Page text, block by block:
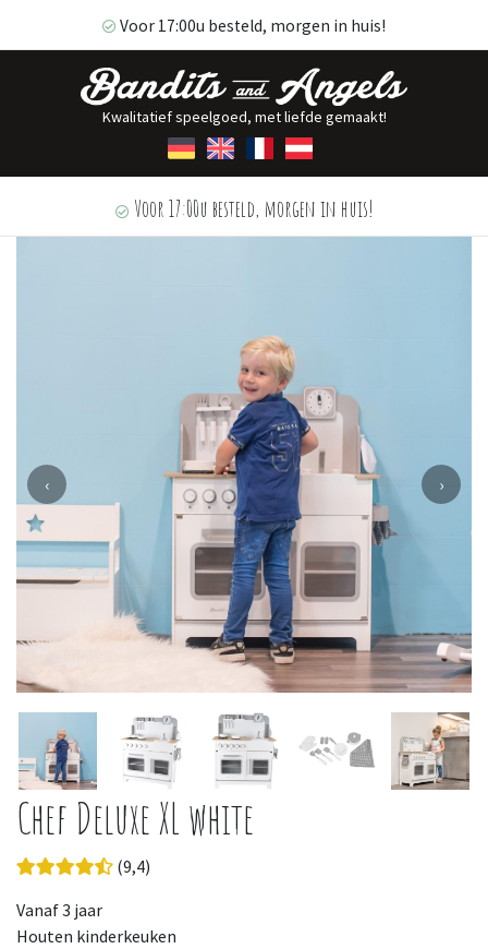
Voor 17:00u besteld, morgen in huis!
Kwalitatief speelgoed, met liefde gemaakt!
Voor 17:00u besteld, morgen in huis!
‹ ›
Chef Deluxe XL white
(9,4)
Vanaf 3 jaar
Houten kinderkeuken